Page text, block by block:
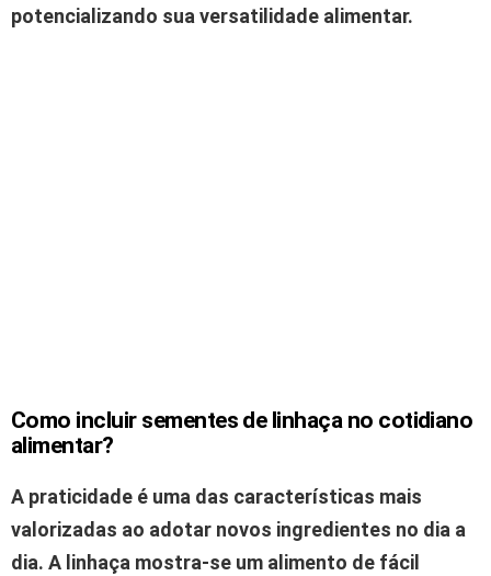
potencializando sua versatilidade alimentar.
Como incluir sementes de linhaça no cotidiano
alimentar?
A praticidade é uma das características mais
valorizadas ao adotar novos ingredientes no dia a
dia. A linhaça mostra-se um alimento de fácil